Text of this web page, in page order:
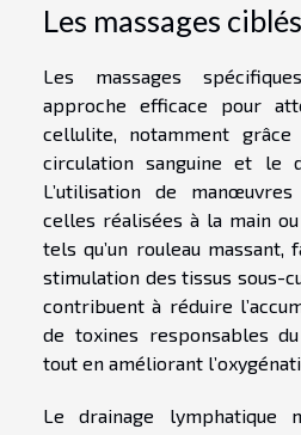
Les massages ciblés
Les massages
approche efficace pour
cellulite, notamment
circulation sanguine et le
L’utilisation de manœuvres
celles réalisées à la main ou
tels qu’un rouleau massant,
stimulation des tissus sous-
contribuent à réduire
de toxines responsables
tout en améliorant
Le drainage lymphatique